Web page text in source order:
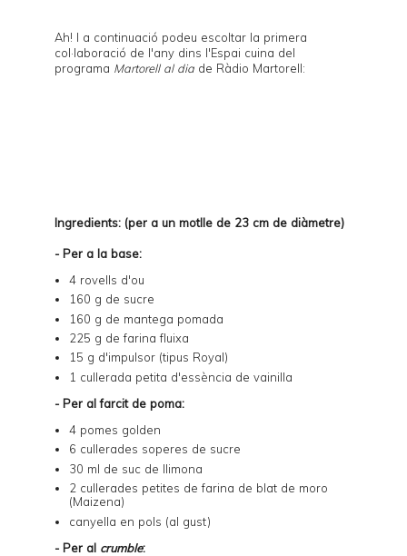
Ah! I a continuació podeu escoltar la primera
col·laboració de l'any dins l'Espai cuina del
programa Martorell al dia de Ràdio Martorell:
Ingredients: (per a un motlle de 23 cm de diàmetre)
- Per a la base:
4 rovells d'ou
160 g de sucre
160 g de mantega pomada
225 g de farina fluixa
15 g d'impulsor (tipus Royal)
1 cullerada petita d'essència de vainilla
- Per al farcit de poma:
4 pomes golden
6 cullerades soperes de sucre
30 ml de suc de llimona
2 cullerades petites de farina de blat de moro
(Maizena)
canyella en pols (al gust)
- Per al crumble: